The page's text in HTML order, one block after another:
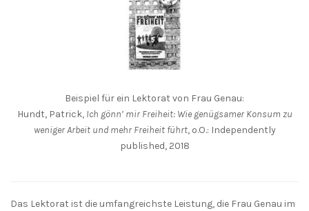
Beispiel für ein Lektorat von Frau Genau:
Hundt, Patrick, Ich gönn’ mir Freiheit: Wie genügsamer Konsum zu
weniger Arbeit und mehr Freiheit führt, o.O.: Independently
published, 2018
Das Lektorat ist die umfangreichste Leistung, die Frau Genau im